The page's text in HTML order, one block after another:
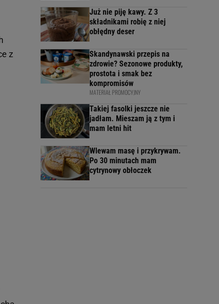
z
Już nie piję kawy. Z 3
składnikami robię z niej
obłędny deser
Skandynawski przepis na
zdrowie? Sezonowe produkty,
prostota i smak bez
kompromisów
MATERIAŁ PROMOCYJNY
Takiej fasolki jeszcze nie
jadłam. Mieszam ją z tym i
mam letni hit
Wlewam masę i przykrywam.
Po 30 minutach mam
cytrynowy obłoczek